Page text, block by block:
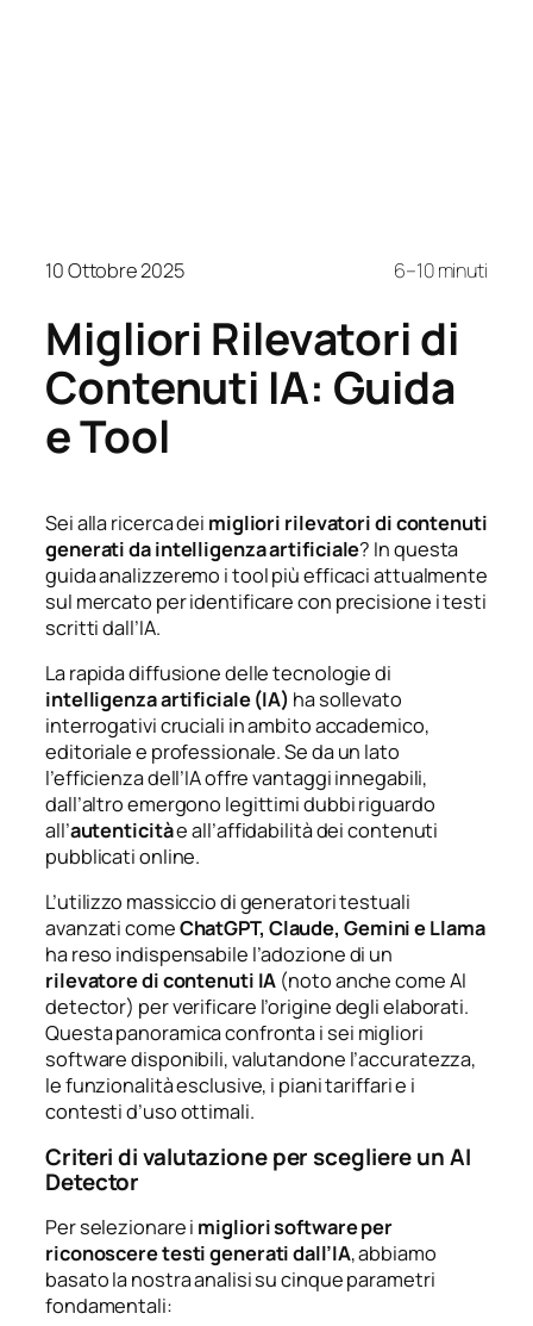
10 Ottobre 2025 6–10 minuti
Migliori Rilevatori di
Contenuti IA: Guida
e Tool
Sei alla ricerca dei migliori rilevatori di contenuti
generati da intelligenza artificiale? In questa
guida analizzeremo i tool più efficaci attualmente
sul mercato per identificare con precisione i testi
scritti dall’IA.
La rapida diffusione delle tecnologie di
intelligenza artificiale (IA) ha sollevato
interrogativi cruciali in ambito accademico,
editoriale e professionale. Se da un lato
l’efficienza dell’IA offre vantaggi innegabili,
dall’altro emergono legittimi dubbi riguardo
all’autenticitàe all’affidabilità dei contenuti
pubblicati online.
L’utilizzo massiccio di generatori testuali
avanzati comeChatGPT, Claude, Gemini e Llama
ha reso indispensabile l’adozione di un
rilevatore di contenuti IA (noto anche comeAI
detector) per verificare l’origine degli elaborati.
Questa panoramica confronta i sei migliori
software disponibili, valutandone l’accuratezza,
le funzionalità esclusive, i piani tariffari e i
contesti d’uso ottimali.
Criteri di valutazione per scegliere un AI
Detector
Per selezionare i migliori software per
riconoscere testi generati dall’IA, abbiamo
basato la nostra analisi su cinque parametri
fondamentali: